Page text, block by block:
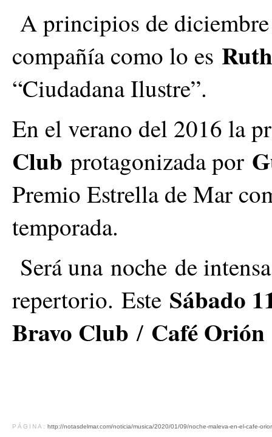
A principios de
compañía como lo es
“Ciudadana Ilustre”.
En el verano del 2016 la
Club protagonizada por
Premio Estrella de Mar
temporada.
Será una noche de
repertorio. Este Sábado
Bravo Club / Café
PÁGINA: http://notasdelmar.com/noticia/musica/2020/01/09/noche-maleva-en-el-cafe-